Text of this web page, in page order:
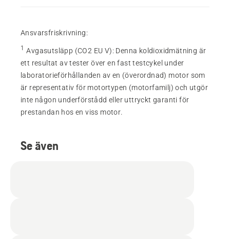
Ansvarsfriskrivning:
1 Avgasutsläpp (CO2 EU V): Denna koldioxidmätning är
ett resultat av tester över en fast testcykel under
laboratorieförhållanden av en (överordnad) motor som
är representativ för motortypen (motorfamilj) och utgör
inte någon underförstådd eller uttryckt garanti för
prestandan hos en viss motor.
Se även